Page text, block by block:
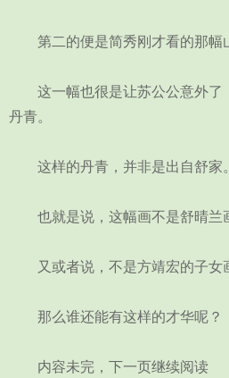
第二的便是简秀刚才看的那幅
这一幅也很是让苏公公意外了
丹青。
这样的丹青，并非是出自舒家。
也就是说，这幅画不是舒晴兰
又或者说，不是方靖宏的子女
那么谁还能有这样的才华呢？
内容未完，下一页继续阅读